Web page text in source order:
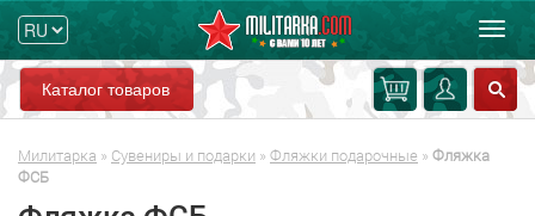
Каталог товаров
Милитарка » Сувениры и подарки » Фляжки подарочные » Фляжка
ФСБ